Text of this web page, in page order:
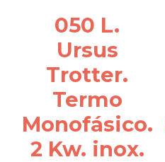
050 L.
Ursus
Trotter.
Termo
Monofásico.
2 Kw. inox.